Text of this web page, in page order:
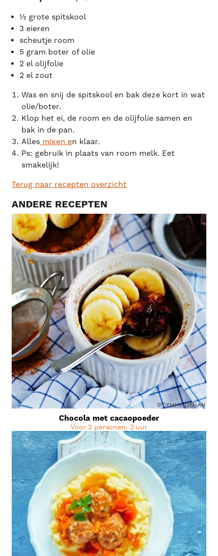
½ grote spitskool
3 eieren
scheutje room
5 gram boter of olie
2 el olijfolie
2 el zout
Was en snij de spitskool en bak deze kort in wat
olie/boter.
Klop het ei, de room en de olijfolie samen en
bak in de pan.
Alles mixen en klaar.
Ps: gebruik in plaats van room melk. Eet
smakelijk!
Terug naar recepten overzicht
ANDERE RECEPTEN
Chocola met cacaopoeder
Voor 2 personen, 2 uur